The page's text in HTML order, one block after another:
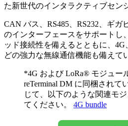
た新世代のインタラクティブセン
CAN バス、RS485、RS232、ギガ
のインターフェースをサポートし
ッド接続性を備えるとともに、
どの強力な無線通信機能も備えて
*4G および LoRa® モジュー
reTerminal DM に同梱されて
じて、以下のような関連モ
てください。 4G bundle